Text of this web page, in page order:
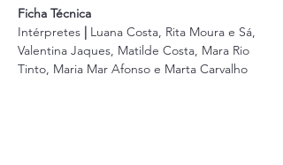
Ficha Técnica
Intérpretes | Luana Costa, Rita Moura e Sá,
Valentina Jaques, Matilde Costa, Mara Rio
Tinto, Maria Mar Afonso e Marta Carvalho